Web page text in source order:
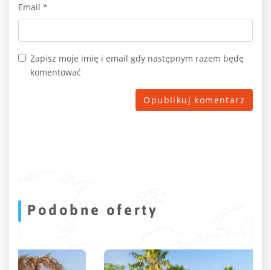
Email *
Zapisz moje imię i email gdy następnym razem będę
komentować
Podobne oferty